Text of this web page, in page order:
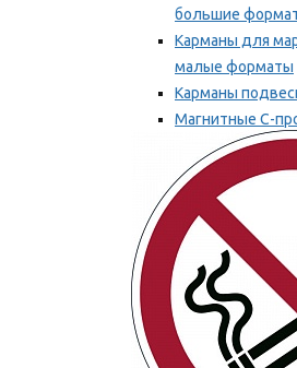
большие
Карманы для
малые форматы
Карманы
Магнитные С-
Напольная
Мы рекомендуем